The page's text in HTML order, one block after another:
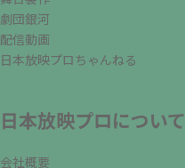
劇団銀河
配信動画
日本放映プロちゃんねる
日本放映プロについて
会社概要